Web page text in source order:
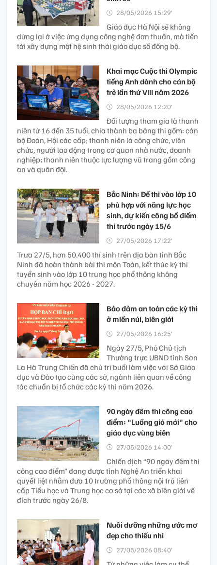
Khái niệm “trải nghiệm
nghề nghiệp tại doanh nghiệp”, nhấn mạnh việc nhà
giáo tham gia trực tiếp hoạt động sản xuất, kinh doanh,
dịch vụ để cập nhật công nghệ, thiết bị, quy trình và kĩ
Chuẩn bị hạ tầng để sẵn
sàng đón nhận thế hệ học
sinh số
28/05/2026 15:29’
Giáo dục Hà Nội sẽ không
dừng lại ở việc ứng dụng công nghệ đơn thuần, mà tiến
tới xây dựng một hệ sinh thái giáo dục số đồng bộ.
tiếng Anh dành cho cán bộ
trẻ lần thứ VIII năm 2026
28/05/2026 12:20’
Đối tượng tham gia là thanh
niên từ 16 đến 35 tuổi, chia thành ba bảng thi gồm: cán
bộ Đoàn, Hội các cấp; thanh niên là công chức, viên
chức, người lao động trong cơ quan nhà nước, doanh
nghiệp; thanh niên thuộc lực lượng vũ trang gồm công
an và quân đội.
Bắc Ninh: Đề thi vào lớp 10
phù hợp với năng lực học
sinh, dự kiến công bố điểm
thi trước ngày 15/6
27/05/2026 17:22’
Trưa 27/5, hơn 50.400 thí sinh trên địa bàn tỉnh Bắc
Ninh đã hoàn thành bài thi môn Toán, kết thúc kỳ thi
tuyển sinh vào lớp 10 trung học phổ thông không
chuyên năm học 2026 - 2027.
Bảo đảm an toàn các kỳ thi
ở miền núi, biên giới
Ngày 27/5, Phó Chủ tịch
Thường trực UBND tỉnh Sơn
La Hà Trung Chiến đã chủ trì buổi làm việc với Sở Giáo
dục và Đào tạo cùng các sở, ngành liên quan về công
tác chuẩn bị tổ chức các kỳ thi năm 2026.
90 ngày đêm thi công cao
điểm: "Luồng gió mới" cho
giáo dục vùng biên